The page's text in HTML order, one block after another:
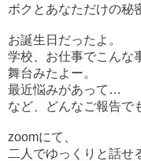
ボクとあなただけの秘
お誕生日だったよ。
学校、お仕事でこんな
舞台みたよー。
最近悩みがあって…
など、どんなご報告で
zoomにて、
二人でゆっくりと話せ